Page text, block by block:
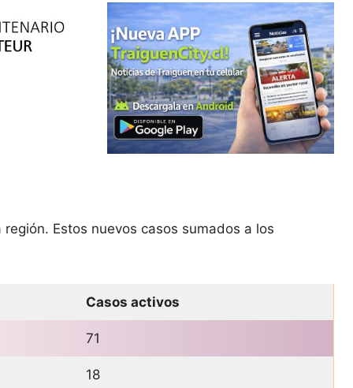
Estos nuevos casos sumados a los
Casos activos
71
18